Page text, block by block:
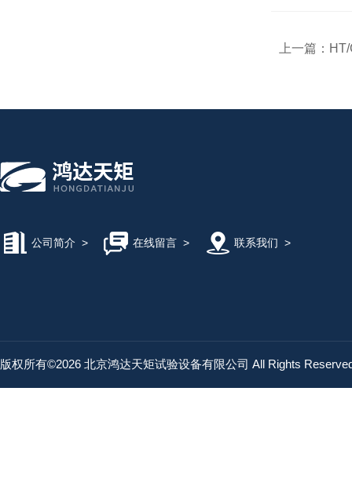
上一篇：
公司简介 > 在线留言> 联系我们 >
版权所有©2026 北京鸿达天矩试验设备有限公司 All Rights